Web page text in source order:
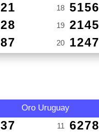
18 5156
19 2145
20 1247
Oro Uruguay
11 6278